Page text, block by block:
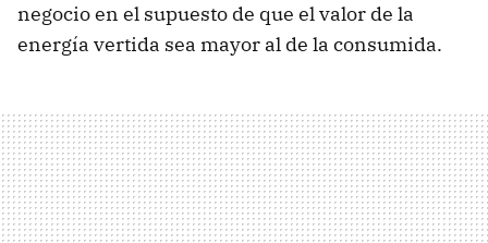
negocio en el supuesto de que el valor de la
energía vertida sea mayor al de la consumida.